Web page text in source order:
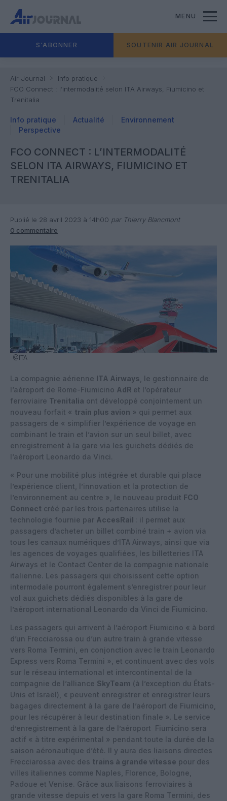
MENU
S'ABONNER SOUTENIR AIR JOURNAL
Air Journal
Info pratique
FCO Connect : l’intermodalité selon ITA Airways, Fiumicino et
Trenitalia
Info pratique Actualité
Environnement
Perspective
FCO CONNECT : L’INTERMODALITÉ
SELON ITA AIRWAYS, FIUMICINO ET
TRENITALIA
Publié le 28 avril 2023 à 14h00 par Thierry Blancmont
0 commentaire
@ITA
La compagnie aérienne ITA Airways , le gestionnaire de
l’aéroport de Rome-Fiumicino AdR et l’opérateur
ferroviaire Trenitalia ont développé conjointement un
nouveau forfait « train plus avion » qui permet aux
passagers de « simplifier l’expérience de voyage en
combinant le train et l’avion sur un seul billet, avec
enregistrement à la gare via les guichets dédiés de
l’aéroport Leonardo da Vinci.
« Pour une mobilité plus intégrée et durable qui place
l’expérience client, l’innovation et la protection de
l’environnement au centre », le nouveau produit FCO
Connect créé par les trois partenaires utilise la
technologie fournie par AccesRail : il permet aux
passagers d’acheter un billet combiné train + avion via
tous les canaux numériques d’ITA Airways, ainsi que via
les agences de voyages qualifiées, les billetteries ITA
Airways et le Contact Center de la compagnie nationale
italienne. Les passagers qui choisissent cette option
intermodale pourront également s’enregistrer pour leur
vol aux guichets dédiés disponibles à la gare de
l’aéroport international Leonardo da Vinci de Fiumicino.
Les passagers qui arrivent à l’aéroport Fiumicino « à bord
d’un Frecciarossa ou d’un autre train à grande vitesse
vers Roma Termini, en conjonction avec le train Leonardo
Express vers Roma Termini », et continuent avec des vols
sur le réseau international et intercontinental de la
compagnie de l’alliance SkyTeam (à l’exception du États-
Unis et Israël), « peuvent enregistrer et enregistrer leurs
bagages directement à la gare de l’aéroport de Fiumicino,
pour les récupérer à leur destination finale ». Le service
d’enregistrement à la gare de l’aéroport Fiumicino sera
actif « à titre expérimental » pendant toute la durée de la
saison aéronautique d’été. Il y aura des liaisons directes
Frecciarossa avec des trains à grande vitesse pour des
villes italiennes comme Naples, Florence, Bologne,
Padoue et Venise. Grâce aux liaisons ferroviaires à
grande vitesse depuis et vers la gare Roma Termini, des